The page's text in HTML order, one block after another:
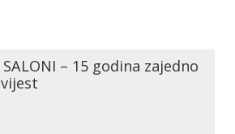
– 15 godina zajedno